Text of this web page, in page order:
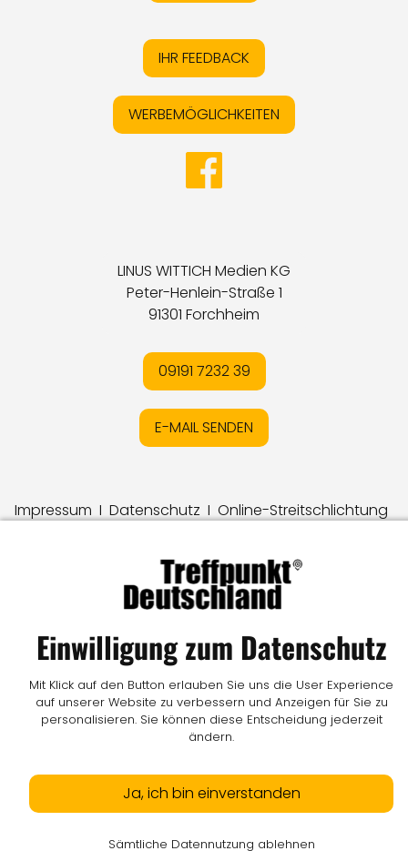
IHR FEEDBACK
WERBEMÖGLICHKEITEN
LINUS WITTICH Medien KG
Peter-Henlein-Straße 1
91301 Forchheim
09191 7232 39
E-MAIL SENDEN
Impressum I Datenschutz I Online-Streitschlichtung
© LW Medien GmbH
Einwilligung zum Datenschutz
Mit Klick auf den Button erlauben Sie uns die User Experience
auf unserer Website zu verbessern und Anzeigen für Sie zu
personalisieren. Sie können diese Entscheidung jederzeit
ändern.
Ja, ich bin einverstanden
Sämtliche Datennutzung ablehnen